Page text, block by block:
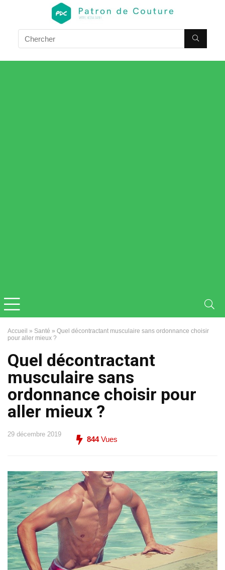
Accueil » Santé » Quel décontractant musculaire sans ordonnance choisir
pour aller mieux ?
Quel décontractant
musculaire sans
ordonnance choisir pour
aller mieux ?
29 décembre 2019
844Vues